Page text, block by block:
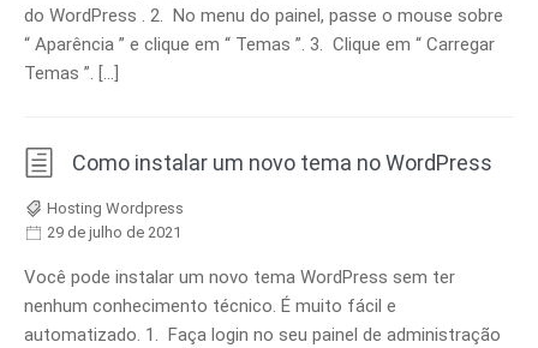
do WordPress . 2. No menu do painel, passe o mouse sobre
“ Aparência ” e clique em “ Temas ”. 3. Clique em “ Carregar
Temas ”. […]
Como instalar um novo tema no WordPress
Hosting Wordpress
29 de julho de 2021
Você pode instalar um novo tema WordPress sem ter
nenhum conhecimento técnico. É muito fácil e
automatizado. 1. Faça login no seu painel de administração